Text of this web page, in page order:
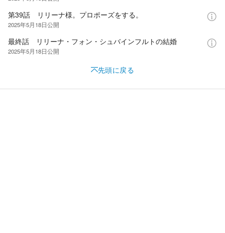
第39話 リリーナ様。プロポーズをする。
2025年5月18日公開
最終話 リリーナ・フォン・シュバインフルトの結婚
2025年5月18日公開
先頭に戻る